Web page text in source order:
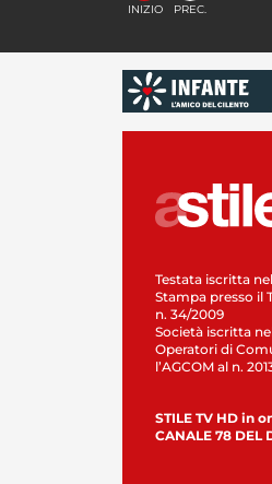
INIZIO PREC.
Testata iscritta
Stampa presso il
n. 34/2009
Società iscritta
Operatori di
l’AGCOM al n.
STILE TV HD in
CANALE 78 DEL